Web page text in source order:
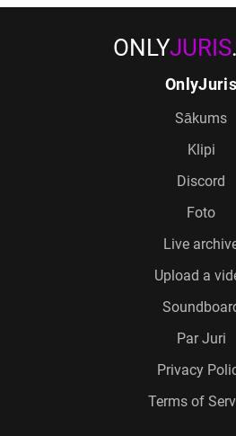
ONLYJURIS
OnlyJuris
Sākums
Klipi
Discord
Foto
Live
Upload a
Par Juri
Privacy
Terms of